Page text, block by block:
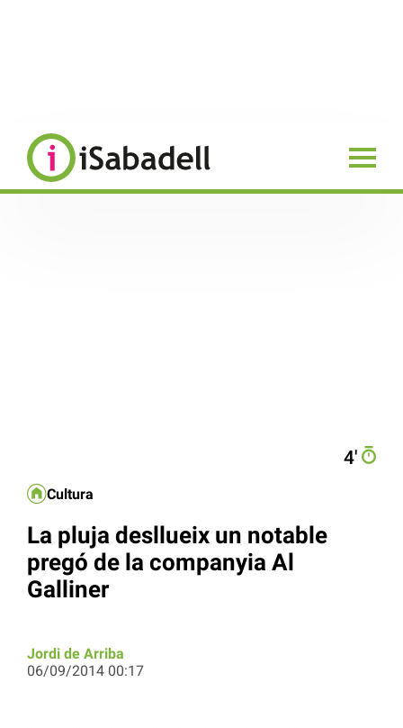
4′
Cultura
La pluja desllueix un notable
pregó de la companyia Al
Galliner
Jordi de Arriba
06/09/2014 00:17